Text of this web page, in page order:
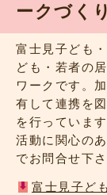
ークづくり
富士見子ども
ども・若者の
ワークです。
有して連携を
を行っていま
活動に関心の
でお問合せ下さ
富士見子ど